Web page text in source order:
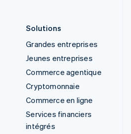
Solutions
Grandes entreprises
Jeunes entreprises
Commerce agentique
Cryptomonnaie
Commerce en ligne
Services financiers
intégrés